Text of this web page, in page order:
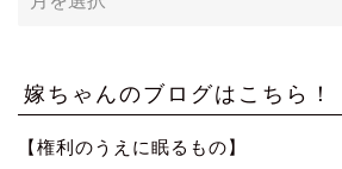
ー
ブ
嫁ちゃんのブログはこちら！
【権利のうえに眠るもの】